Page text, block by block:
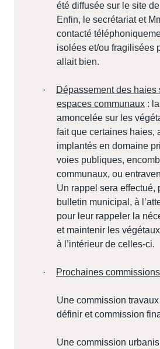
été diffusée sur le site
Enfin, le secrétariat et
contacté
isolées et/ou fragilisées
allait bien.
·
Dépassement des haies
espaces communaux :
amoncelée sur les
fait que certaines haies,
implantés en domaine
voies publiques,
communaux, ou
Un rappel sera effectué,
bulletin municipal, à
pour leur rappeler la
et maintenir les
à l’intérieur de celles-ci.
· Prochaines
Une commission
définir et commission
Une commission